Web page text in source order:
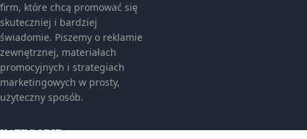
firm, które chcą promować się
skuteczniej i bardziej
świadomie. Piszemy o reklamie
zewnętrznej, materiałach
promocyjnych i strategiach
marketingowych w prosty,
użyteczny sposób.
KATEGORIE